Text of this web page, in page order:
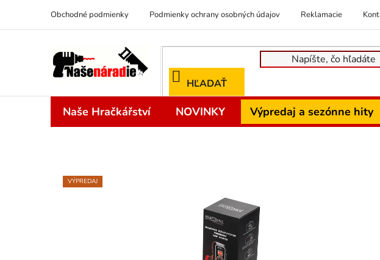
obsah
Obchodné podmienky Podmienky ochrany osobných údajov Reklamacie
HĽADAŤ
Naše Hračkářství NOVINKY Výpredaj a sezónne hity
VÝPREDAJ